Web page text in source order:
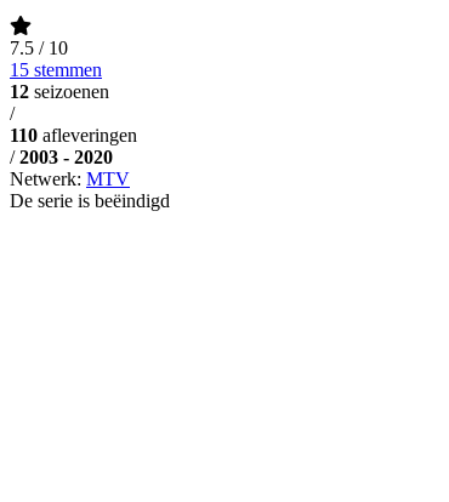
7.5 / 10
15 stemmen
12 seizoenen
/
110 afleveringen
/ 2003 - 2020
Netwerk: MTV
De serie is beëindigd